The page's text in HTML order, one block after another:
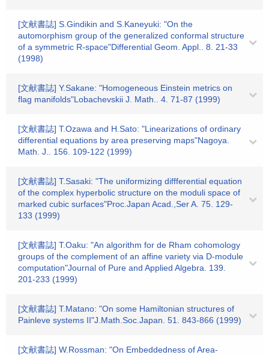
[文献書誌] S.Gindikin and S.Kaneyuki: "On the
automorphism group of the generalized conformal structure
of a symmetric R-space"Differential Geom. Appl.. 8. 21-33
(1998)
[文献書誌] Y.Sakane: "Homogeneous Einstein metrics on
flag manifolds"Lobachevskii J. Math.. 4. 71-87 (1999)
[文献書誌] T.Ozawa and H.Sato: "Linearizations of ordinary
differential equations by area preserving maps"Nagoya.
Math. J.. 156. 109-122 (1999)
[文献書誌] T.Sasaki: "The uniformizing diffferential equation
of the complex hyperbolic structure on the moduli space of
marked cubic surfaces"Proc.Japan Acad.,Ser A. 75. 129-
133 (1999)
[文献書誌] T.Oaku: "An algorithm for de Rham cohomology
groups of the complement of an affine variety via D-module
computation"Journal of Pure and Applied Algebra. 139.
201-233 (1999)
[文献書誌] T.Matano: "On some Hamiltonian structures of
Painleve systems II"J.Math.Soc.Japan. 51. 843-866 (1999)
[文献書誌] W.Rossman: "On Embeddedness of Area-